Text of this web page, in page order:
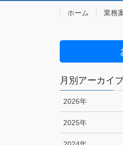
ホーム 業務
月別アーカイ
2026年
2025年